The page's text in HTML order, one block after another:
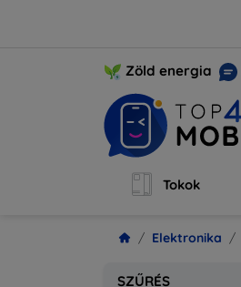
Zöld energia
Tokok
Elektronika
SZŰRÉS